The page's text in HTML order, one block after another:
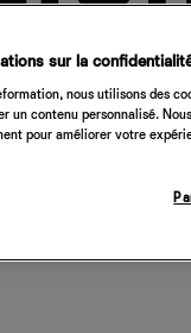
sur la
nous utilisons des
un contenu personnalisé.
pour améliorer votre